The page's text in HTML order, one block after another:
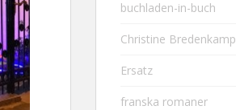
buchladen-in-buch
Christine Bredenkamp
Ersatz
franska romaner